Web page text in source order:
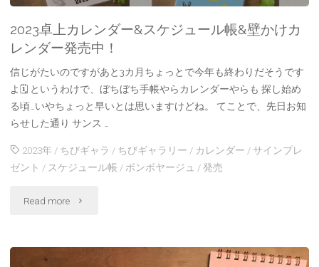
ー
年
賀
状
&
2023卓上カレンダー&スケジュール帳&壁かけカ
レンダー発売中！
信じがたいのですがあと3カ月ちょっとで今年も終わりだそうです
よ🗓 というわけで、ぼちぼち手帳やらカレンダーやらも 探し始め
る頃…いやちょっと早いとは思いますけどね。 てことで、先日お知
らせした通り サンス …
2023年/ ちびギャラ / ちびギャラリー / カレンダー /サインプレ
ゼント / スケジュール帳 / ボンボヤージュ /発売
Read more "2023